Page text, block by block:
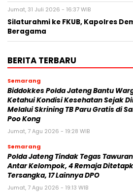
Jumat, 31 Juli 2026 - 16:37 WIB
Silaturahmi ke FKUB, Kapolres
Beragama
BERITA TERBARU
Semarang
Biddokkes Polda Jateng Bantu
Ketahui Kondisi Kesehatan Sejak
Melalui Skrining TB Paru Gratis di
Poo Kong
Jumat, 7 Agu 2026 - 19:28 WIB
Semarang
Polda Jateng Tindak Tegas Tawuran
Antar Kelompok, 4 Remaja
Tersangka, 17 Lainnya DPO
Jumat, 7 Agu 2026 - 19:13 WIB